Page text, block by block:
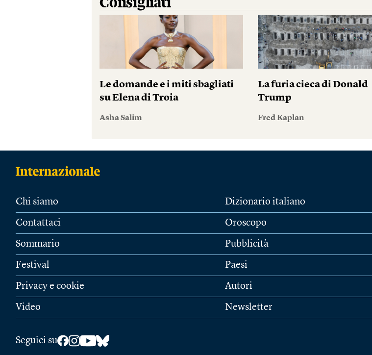
Consigliati
Le domande e i miti sbagliati
su Elena di Troia
Asha Salim
La furia cieca di Donald
Trump
Fred Kaplan
Chi siamo
Contattaci
Sommario
Festival
Privacy e cookie
Video
Dizionario italiano
Oroscopo
Pubblicità
Paesi
Autori
Newsletter
Seguici su